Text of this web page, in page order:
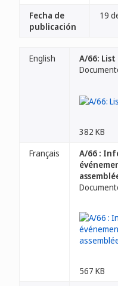
Fecha de
publicación
19
English
A/66:
382 KB
Français
A/66 :
567 KB